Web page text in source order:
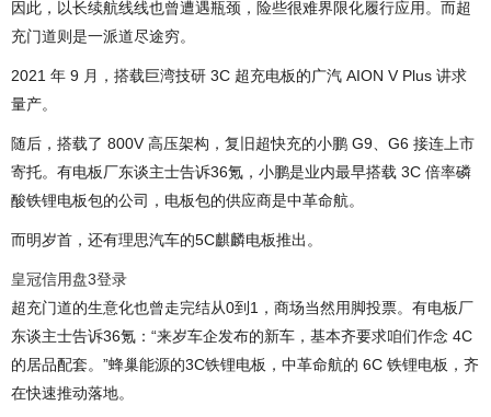
因此，以长续航线线也曾遭遇瓶颈，险些很难界限化履行应用。而超
充门道则是一派道尽途穷。
2021 年 9 月，搭载巨湾技研 3C 超充电板的广汽 AION V Plus 讲求
量产。
随后，搭载了 800V 高压架构，复旧超快充的小鹏 G9、G6 接连上市
寄托。有电板厂东谈主士告诉36氪，小鹏是业内最早搭载 3C 倍率磷
酸铁锂电板包的公司，电板包的供应商是中革命航。
而明岁首，还有理思汽车的5C麒麟电板推出。
皇冠信用盘3登录
超充门道的生意化也曾走完结从0到1，商场当然用脚投票。有电板厂
东谈主士告诉36氪：“来岁车企发布的新车，基本齐要求咱们作念 4C
的居品配套。”蜂巢能源的3C铁锂电板，中革命航的 6C 铁锂电板，齐
在快速推动落地。